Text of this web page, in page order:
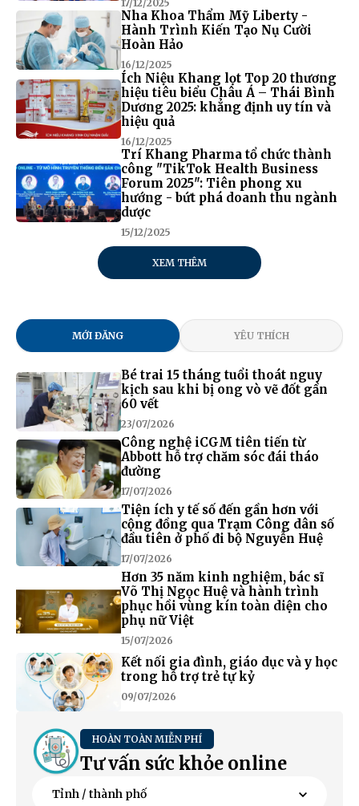
17/12/2025
Nha Khoa Thẩm Mỹ Liberty -
Hành Trình Kiến Tạo Nụ Cười
Hoàn Hảo
16/12/2025
Ích Niệu Khang lọt Top 20 thương
hiệu tiêu biểu Châu Á – Thái Bình
Dương 2025: khẳng định uy tín và
hiệu quả
16/12/2025
Trí Khang Pharma tổ chức thành
công "TikTok Health Business
Forum 2025": Tiên phong xu
hướng - bứt phá doanh thu ngành
dược
15/12/2025
XEM THÊM
MỚI ĐĂNG YÊU THÍCH
Bé trai 15 tháng tuổi thoát nguy
kịch sau khi bị ong vò vẽ đốt gần
60 vết
23/07/2026
Công nghệ iCGM tiên tiến từ
Abbott hỗ trợ chăm sóc đái tháo
đường
17/07/2026
Tiện ích y tế số đến gần hơn với
cộng đồng qua Trạm Công dân số
đầu tiên ở phố đi bộ Nguyễn Huệ
17/07/2026
Hơn 35 năm kinh nghiệm, bác sĩ
Võ Thị Ngọc Huệ và hành trình
phục hồi vùng kín toàn diện cho
phụ nữ Việt
15/07/2026
Kết nối gia đình, giáo dục và y học
trong hỗ trợ trẻ tự kỷ
09/07/2026
HOÀN TOÀN MIỄN PHÍ
Tư vấn sức khỏe online